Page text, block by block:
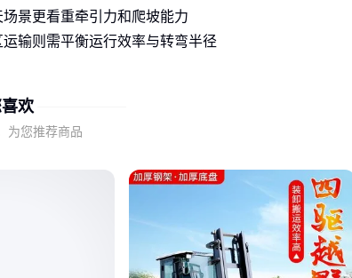
场景更看重牵引力和爬坡能力
运输则需平衡运行效率与转弯半径
压或价格。
井下蓄电池机车
的防爆设计不仅是合
，更是安全底线。普通电动牵引车若缺乏隔爆结构，可
狭窄巷道对设备尺寸和转弯灵活性有严苛限制。某些场
欢
为您推荐商品